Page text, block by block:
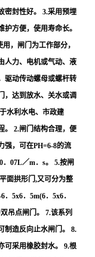
密封性好。 3.采用预埋
方便，使用寿命长。
，闸门为工作部分，
人力、电机或气动、液
驱动传动螺母或螺杆转
，达到放水、关水或调
水利水电、市政建
。 2.闸门结构合理，便
强，可在PH=6-8的流
07L／m．s。 5.按闸
面拱形门,又可分为整
5x6．5m(6．5x6．
吊点闸门。 7.该系列
制造反向止水闸门。 8.
可采用橡胶封水。 9.根